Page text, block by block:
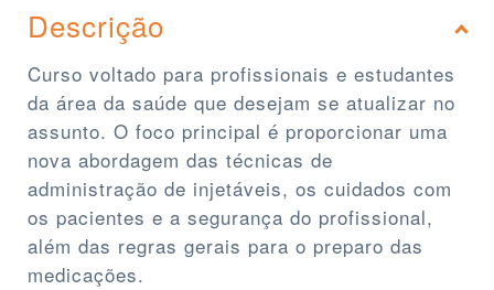
Descrição
Curso voltado para profissionais e estudantes
da área da saúde que desejam se atualizar no
assunto. O foco principal é proporcionar uma
nova abordagem das técnicas de
administração de injetáveis, os cuidados com
os pacientes e a segurança do profissional,
além das regras gerais para o preparo das
medicações.